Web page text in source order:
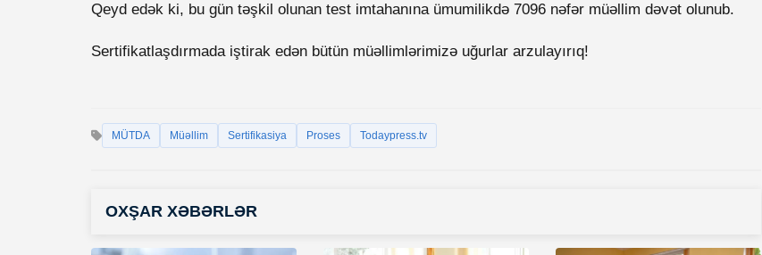
Qeyd edək ki, bu gün təşkil olunan test imtahanına ümumilikdə 7096 nəfər müəllim dəvət olunub.
Sertifikatlaşdırmada iştirak edən bütün müəllimlərimizə uğurlar arzulayırıq!
MÜTDA Müəllim Sertifikasiya Proses Todaypress.tv
OXŞAR XƏBƏRLƏR